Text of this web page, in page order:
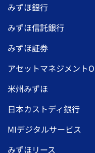
みずほ銀行
みずほ信託銀行
みずほ証券
アセットマネジメント
米州みずほ
日本カストディ銀行
MIデジタルサービス
みずほリース